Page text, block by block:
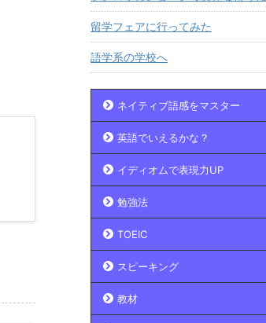
留学フェアに行ってみた
語学系の学校へ
ネイティブ語感をマスター
英語でいえるかな？
イディオムで表現力UP
勉強法
TOEIC
スピーキング
教材